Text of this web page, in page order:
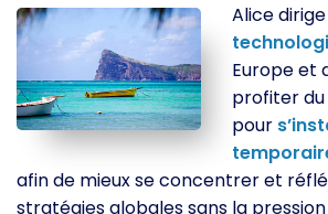
Alice
Europe et
profiter
pour
afin de mieux se concentrer et
stratégies globales sans la pression